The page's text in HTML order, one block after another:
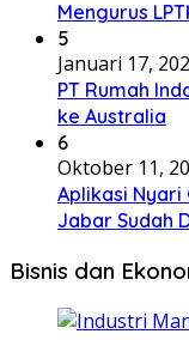
Mengurus
5
Januari 17,
PT Rumah
ke Australia
6
Oktober 11,
Aplikasi Nyari
Jabar Sudah
Bisnis dan